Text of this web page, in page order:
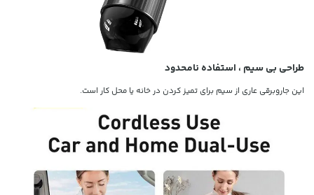
طراحی بی سیم ، استفاده نامحدود
این جاروبرقی عاری از سیم برای تمیز کردن در خانه یا محل کار است.